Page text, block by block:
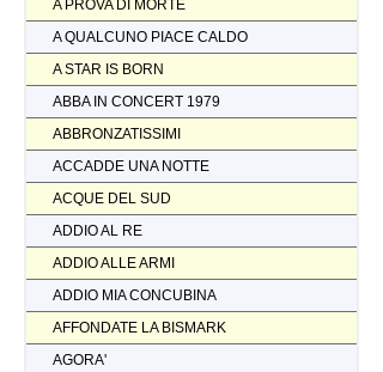
A PROVA DI MORTE
A QUALCUNO PIACE CALDO
A STAR IS BORN
ABBA IN CONCERT 1979
ABBRONZATISSIMI
ACCADDE UNA NOTTE
ACQUE DEL SUD
ADDIO AL RE
ADDIO ALLE ARMI
ADDIO MIA CONCUBINA
AFFONDATE LA BISMARK
AGORA'